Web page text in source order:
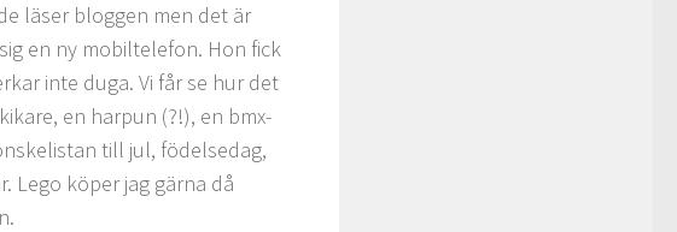
läser bloggen men det är
en ny mobiltelefon. Hon fick
inte duga. Vi får se hur det
en harpun (?!), en bmx-
till jul, födelsedag,
Lego köper jag gärna då